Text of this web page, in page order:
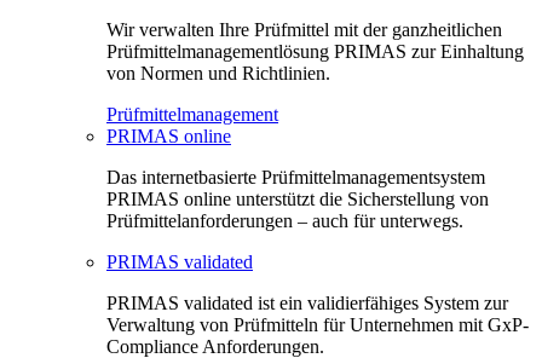
Wir verwalten Ihre Prüfmittel mit der ganzheitlichen
Prüfmittelmanagementlösung PRIMAS zur Einhaltung
von Normen und Richtlinien.
Prüfmittelmanagement
PRIMAS online
Das internetbasierte Prüfmittelmanagementsystem
PRIMAS online unterstützt die Sicherstellung von
Prüfmittelanforderungen – auch für unterwegs.
PRIMAS validated
PRIMAS validated ist ein validierfähiges System zur
Verwaltung von Prüfmitteln für Unternehmen mit GxP-
Compliance Anforderungen.